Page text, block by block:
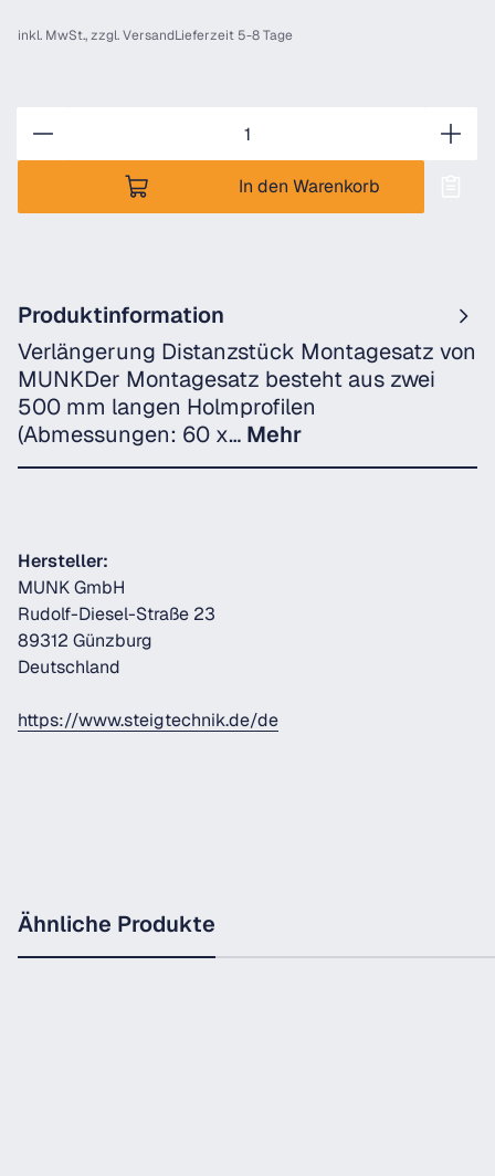
inkl. MwSt., zzgl.VersandLieferzeit 5-8 Tage
In den Warenkorb
Produktinformation
Verlängerung Distanzstück Montagesatz von
MUNKDer Montagesatz besteht aus zwei
500 mm langen Holmprofilen
(Abmessungen: 60 x… Mehr
Hersteller:
MUNK GmbH
Rudolf-Diesel-Straße 23
89312 Günzburg
Deutschland
https://www.steigtechnik.de/de
Ähnliche Produkte